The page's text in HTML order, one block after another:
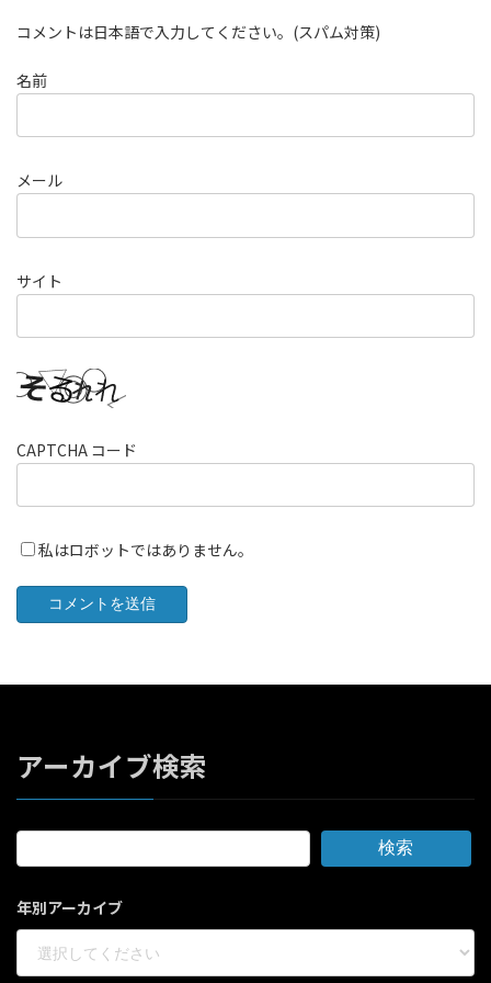
コメントは日本語で入力してください。(スパム対策)
名前
メール
サイト
CAPTCHA コード
私はロボットではありません。
アーカイブ検索
検索
年別アーカイブ